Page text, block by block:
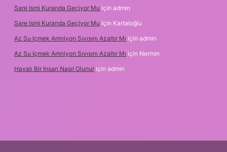
Sare Ismi Kuranda Geçiyor Mu için admin
Sare Ismi Kuranda Geçiyor Mu için Kartaloğlu
Az Su Içmek Amniyon Sıvısını Azaltır Mı için admin
Az Su Içmek Amniyon Sıvısını Azaltır Mı için Nermin
Havalı Bir Insan Nasıl Olunur için admin